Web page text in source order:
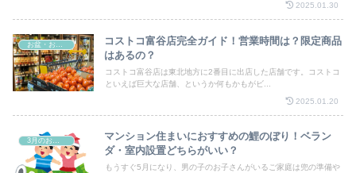
2025.01.30
お盆・お彼岸・お墓参り
コストコ富谷店完全ガイド！営業時間は？限定商品
はあるの？
コストコ富谷店は東北地方に2番目に出店した店舗です。コストコ
といえば巨大な店舗、というか何もかもがビ...
2025.01.20
マンション住まいにおすすめの鯉のぼり！ベラン
ダ・室内設置どちらがいい？
もうすぐ5月になり、男の子のお子さんがいるご家庭は兜の準備や